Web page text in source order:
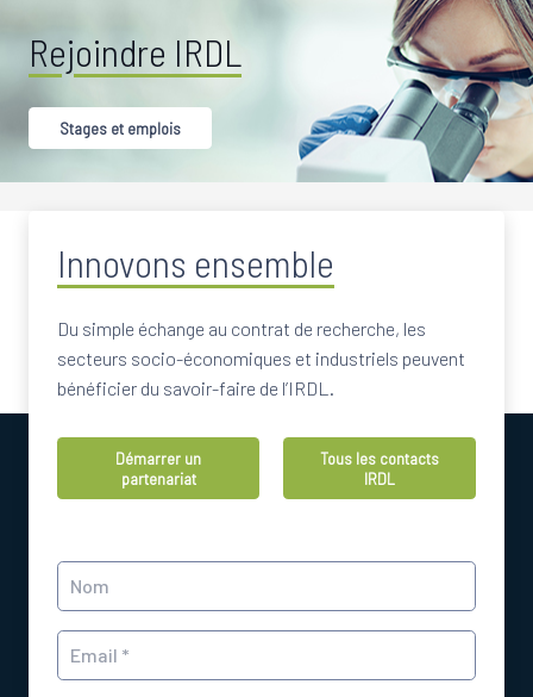
Rejoindre IRDL
Stages et emplois
Innovons ensemble
Du simple échange au contrat de recherche, les
secteurs socio-économiques et industriels peuvent
bénéficier du savoir-faire de l’IRDL.
Démarrer un
partenariat
Tous les contacts
IRDL